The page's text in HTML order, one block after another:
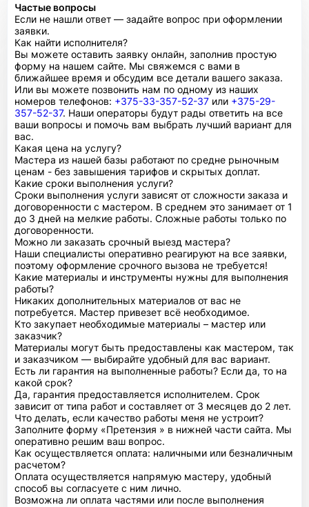
Частые вопросы
Если не нашли ответ — задайте вопрос при оформлении
заявки.
Как найти исполнителя?
Вы можете оставить заявку онлайн, заполнив простую
форму на нашем сайте. Мы свяжемся с вами в
ближайшее время и обсудим все детали вашего заказа.
Или вы можете позвонить нам по одному из наших
номеров телефонов: +375-33-357-52-37 или +375-29-
357-52-37. Наши операторы будут рады ответить на все
ваши вопросы и помочь вам выбрать лучший вариант для
вас.
Какая цена на услугу?
Мастера из нашей базы работают по средне рыночным
ценам - без завышения тарифов и скрытых доплат.
Какие сроки выполнения услуги?
Сроки выполнения услуги зависят от сложности заказа и
договоренности с мастером. В среднем это занимает от 1
до 3 дней на мелкие работы. Сложные работы только по
договоренности.
Можно ли заказать срочный выезд мастера?
Наши специалисты оперативно реагируют на все заявки,
поэтому оформление срочного вызова не требуется!
Какие материалы и инструменты нужны для выполнения
работы?
Никаких дополнительных материалов от вас не
потребуется. Мастер привезет всё необходимое.
Кто закупает необходимые материалы – мастер или
заказчик?
Материалы могут быть предоставлены как мастером, так
и заказчиком — выбирайте удобный для вас вариант.
Есть ли гарантия на выполненные работы? Если да, то на
какой срок?
Да, гарантия предоставляется исполнителем. Срок
зависит от типа работ и составляет от 3 месяцев до 2 лет.
Что делать, если качество работы меня не устроит?
Заполните форму «Претензия » в нижней части сайта. Мы
оперативно решим ваш вопрос.
Как осуществляется оплата: наличными или безналичным
расчетом?
Оплата осуществляется напрямую мастеру, удобный
способ вы согласуете с ним лично.
Возможна ли оплата частями или после выполнения